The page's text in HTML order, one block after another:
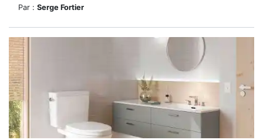
Par : Serge Fortier